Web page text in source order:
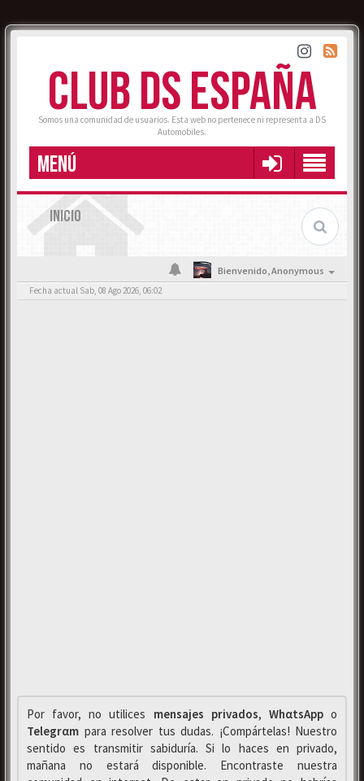
CLUB DS ESPAÑA
Somos una comunidad de usuarios. Esta web no pertenece ni representa a DS
Automobiles.
MENÚ
INICIO
Bienvenido,Anonymous
Fecha actual Sab, 08 Ago 2026, 06:02
Por favor, no utilices mensajes privados, WhαtsAppo
Telegrαm para resolver tus dudas. ¡Compártelas! Nuestro
sentido es transmitir sabiduría. Si lo haces en privado,
mañana no estará disponible. Encontraste nuestra